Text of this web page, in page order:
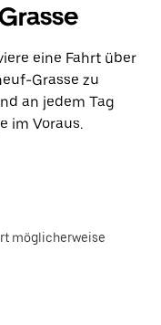
eine Fahrt über
Grasse zu
an jedem Tag
im Voraus.
möglicherweise